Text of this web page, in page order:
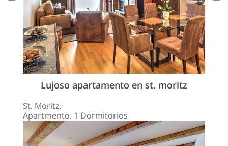
Lujoso apartamento en st. moritz
St. Moritz.
Apartmento. 1 Dormitorios